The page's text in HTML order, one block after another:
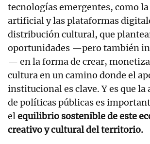
tecnologías emergentes, como
artificial y las plataformas
distribución cultural, que
oportunidades —pero también
— en la forma de crear,
cultura en un camino donde el
institucional es clave. Y es que
de políticas públicas es
elequilibrio sostenible de este
creativo y cultural del territorio.